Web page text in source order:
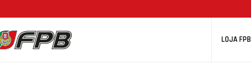
LOJA FPB